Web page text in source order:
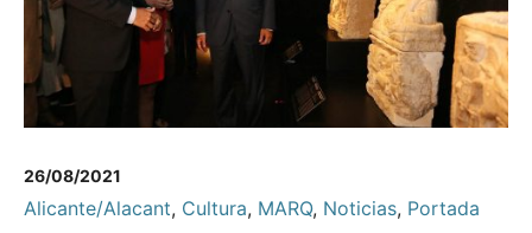
26/08/2021
Alicante/Alacant, Cultura, MARQ, Noticias, Portada